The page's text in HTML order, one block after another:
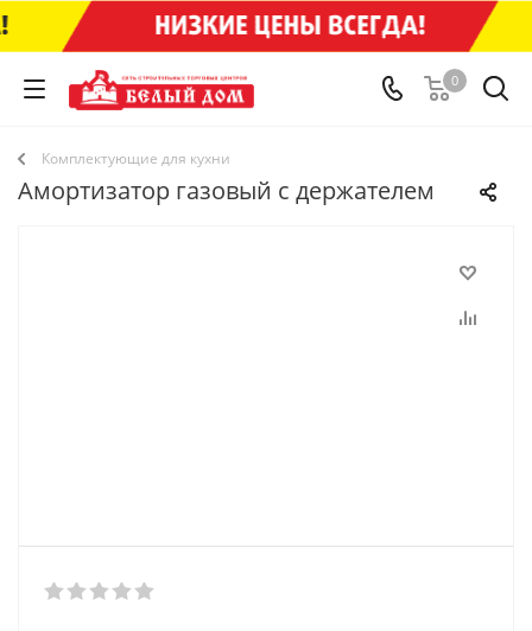
0
Комплектующие для кухни
Амортизатор газовый с держателем